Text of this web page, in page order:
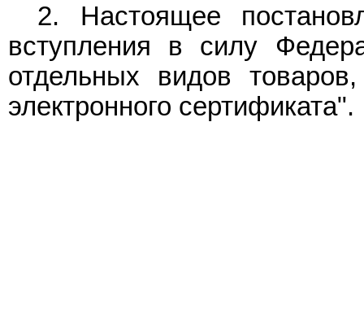
2. Настоящее
вступления в силу
отдельных видов
электронного сертификата".